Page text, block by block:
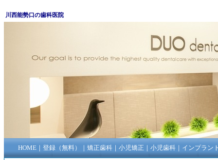
川西能勢口の歯科医院
HOME｜ 登録（無料） ｜ 矯正歯科｜ 小児矯正 ｜ 小児歯科｜ インプラン